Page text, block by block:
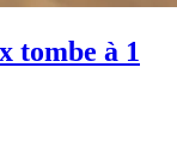
tombe à 1